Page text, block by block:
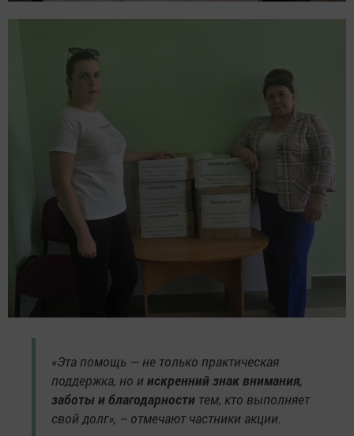
«Эта помощь — не только практическая
поддержка, но иискренний знак внимания,
заботы и благодарности тем, кто выполняет
свой долг», – отмечают частники акции.